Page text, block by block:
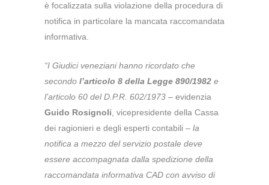
è focalizzata sulla violazione della procedura di
notifica in particolare la mancata raccomandata
informativa.
“I Giudici veneziani hanno ricordato che
secondo l’articolo 8 della Legge 890/1982 e
l’articolo 60 del D.P.R. 602/1973 – evidenzia
Guido Rosignoli, vicepresidente della Cassa
dei ragionieri e degli esperti contabili – la
notifica a mezzo del servizio postale deve
essere accompagnata dalla spedizione della
raccomandata informativa CAD con avviso di